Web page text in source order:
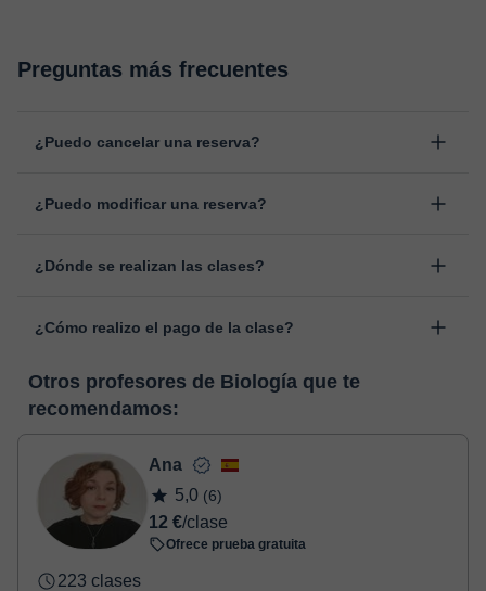
Preguntas más frecuentes
¿Puedo cancelar una reserva?
antes de la clase, indicando el motivo de cancelación.
¿Puedo modificar una reserva?
cambiar la hora o el día de clase. Puedes hacerlo desde tu área
¿Dónde se realizan las clases?
desarrollada para el ámbito formativo con muchas
pizarra virtual o el editor de textos a tiempo real. En el siguiente
enlace puedes ver una demo del aula y conocerla:
virtual
¿Cómo realizo el pago de la clase?
horas, podrás realizar el pago mediante tarjeta de débito o
crédito.
Una vez realices el pago de la clase, recibirás un e-mail de
confirmación de la reserva.
Otros profesores de Biología que te
recomendamos:
Ana
5,0 (6)
12 €/clase
Ofrece prueba gratuita
223 clases